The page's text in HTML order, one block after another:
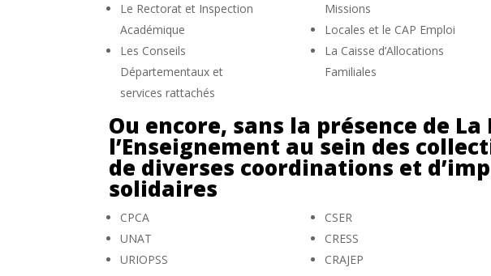
Le Rectorat et Inspection
Académique
Les Conseils
Départementaux et
services rattachés
Missions
Locales et le CAP Emploi
La Caisse d’Allocations
Familiales
Ou encore, sans la présence de La
l’Enseignement au sein des
de diverses coordinations et
solidaires
CPCA
UNAT
URIOPSS
CSER
CRESS
CRAJEP